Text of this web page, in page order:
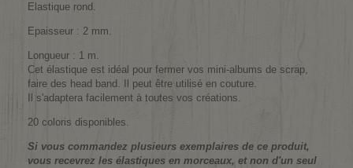
Elastique rond.
Epaisseur : 2 mm.
Longueur : 1 m.
Cet élastique est idéal pour fermer vos mini-albums de scrap,
faire des head band. Il peut être utilisé en couture.
Il s'adaptera facilement à toutes vos créations.
20 coloris disponibles.
Si vous commandez plusieurs exemplaires de ce produit,
vous recevrez les élastiques en morceaux, et non d'un seul